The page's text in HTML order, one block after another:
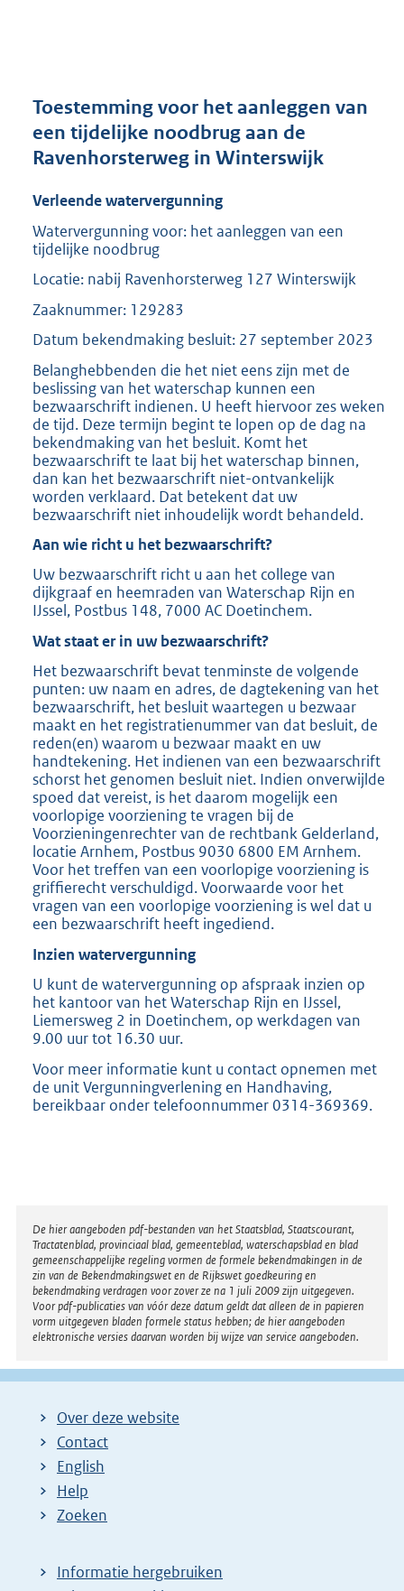
r
o
t
2
K
Toestemming voor het aanleggen van
een tijdelijke noodbrug aan de
Ravenhorsterweg in Winterswijk
Verleende watervergunning
Watervergunning voor: het aanleggen van een
tijdelijke noodbrug
Locatie: nabij Ravenhorsterweg 127 Winterswijk
Zaaknummer: 129283
Datum bekendmaking besluit: 27 september 2023
Belanghebbenden die het niet eens zijn met de
beslissing van het waterschap kunnen een
bezwaarschrift indienen. U heeft hiervoor zes weken
de tijd. Deze termijn begint te lopen op de dag na
bekendmaking van het besluit. Komt het
bezwaarschrift te laat bij het waterschap binnen,
dan kan het bezwaarschrift niet-ontvankelijk
worden verklaard. Dat betekent dat uw
bezwaarschrift niet inhoudelijk wordt behandeld.
Aan wie richt u het bezwaarschrift?
Uw bezwaarschrift richt u aan het college van
dijkgraaf en heemraden van Waterschap Rijn en
IJssel, Postbus 148, 7000 AC Doetinchem.
Wat staat er in uw bezwaarschrift?
Het bezwaarschrift bevat tenminste de volgende
punten: uw naam en adres, de dagtekening van het
bezwaarschrift, het besluit waartegen u bezwaar
maakt en het registratienummer van dat besluit, de
reden(en) waarom u bezwaar maakt en uw
handtekening. Het indienen van een bezwaarschrift
schorst het genomen besluit niet. Indien onverwijlde
spoed dat vereist, is het daarom mogelijk een
voorlopige voorziening te vragen bij de
Voorzieningenrechter van de rechtbank Gelderland,
locatie Arnhem, Postbus 9030 6800 EM Arnhem.
Voor het treffen van een voorlopige voorziening is
griffierecht verschuldigd. Voorwaarde voor het
vragen van een voorlopige voorziening is wel dat u
een bezwaarschrift heeft ingediend.
Inzien watervergunning
U kunt de watervergunning op afspraak inzien op
het kantoor van het Waterschap Rijn en IJssel,
Liemersweg 2 in Doetinchem, op werkdagen van
9.00 uur tot 16.30 uur.
Voor meer informatie kunt u contact opnemen met
de unit Vergunningverlening en Handhaving,
bereikbaar onder telefoonnummer 0314-369369.
Disclaimer
De hier aangeboden pdf-bestanden van het Staatsblad, Staatscourant,
Tractatenblad, provinciaal blad, gemeenteblad, waterschapsblad en blad
gemeenschappelijke regeling vormen de formele bekendmakingen in de
zin van de Bekendmakingswet en de Rijkswet goedkeuring en
bekendmaking verdragen voor zover ze na 1 juli 2009 zijn uitgegeven.
Voor pdf-publicaties van vóór deze datum geldt dat alleen de in papieren
vorm uitgegeven bladen formele status hebben; de hier aangeboden
elektronische versies daarvan worden bij wijze van service aangeboden.
Over deze website
Contact
English
Help
Zoeken
Informatie hergebruiken